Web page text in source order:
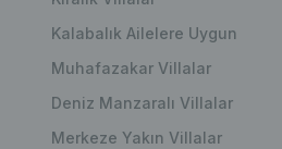
Kalabalık Ailelere Uygun
Muhafazakar Villalar
Deniz Manzaralı Villalar
Merkeze Yakın Villalar